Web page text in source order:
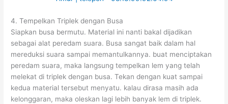
4. Tempelkan Triplek dengan Busa
Siapkan busa bermutu. Material ini nanti bakal dijadikan
sebagai alat peredam suara. Busa sangat baik dalam hal
mereduksi suara sampai memantulkannya. buat menciptakan
peredam suara, maka langsung tempelkan lem yang telah
melekat di triplek dengan busa. Tekan dengan kuat sampai
kedua material tersebut menyatu. kalau dirasa masih ada
kelonggaran, maka oleskan lagi lebih banyak lem di triplek.